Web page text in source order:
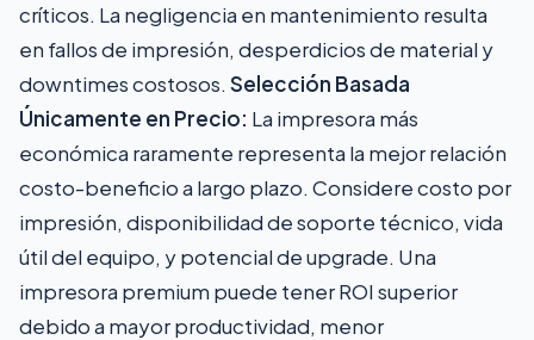
críticos. La negligencia en mantenimiento resulta
en fallos de impresión, desperdicios de material y
downtimes costosos. Selección Basada
Únicamente en Precio: La impresora más
económica raramente representa la mejor relación
costo-beneficio a largo plazo. Considere costo por
impresión, disponibilidad de soporte técnico, vida
útil del equipo, y potencial de upgrade. Una
impresora premium puede tener ROI superior
debido a mayor productividad, menor